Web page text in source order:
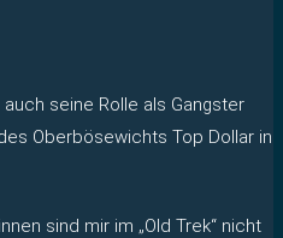
seine Rolle als Gangster
Oberbösewichts Top Dollar in
sind mir im „Old Trek“ nicht